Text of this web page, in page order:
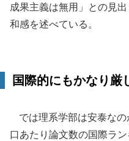
成果主義は無用」との見
和感を述べている。
国際的にもかなり厳
では理系学部は安泰な
口あたり論文数の国際ラ